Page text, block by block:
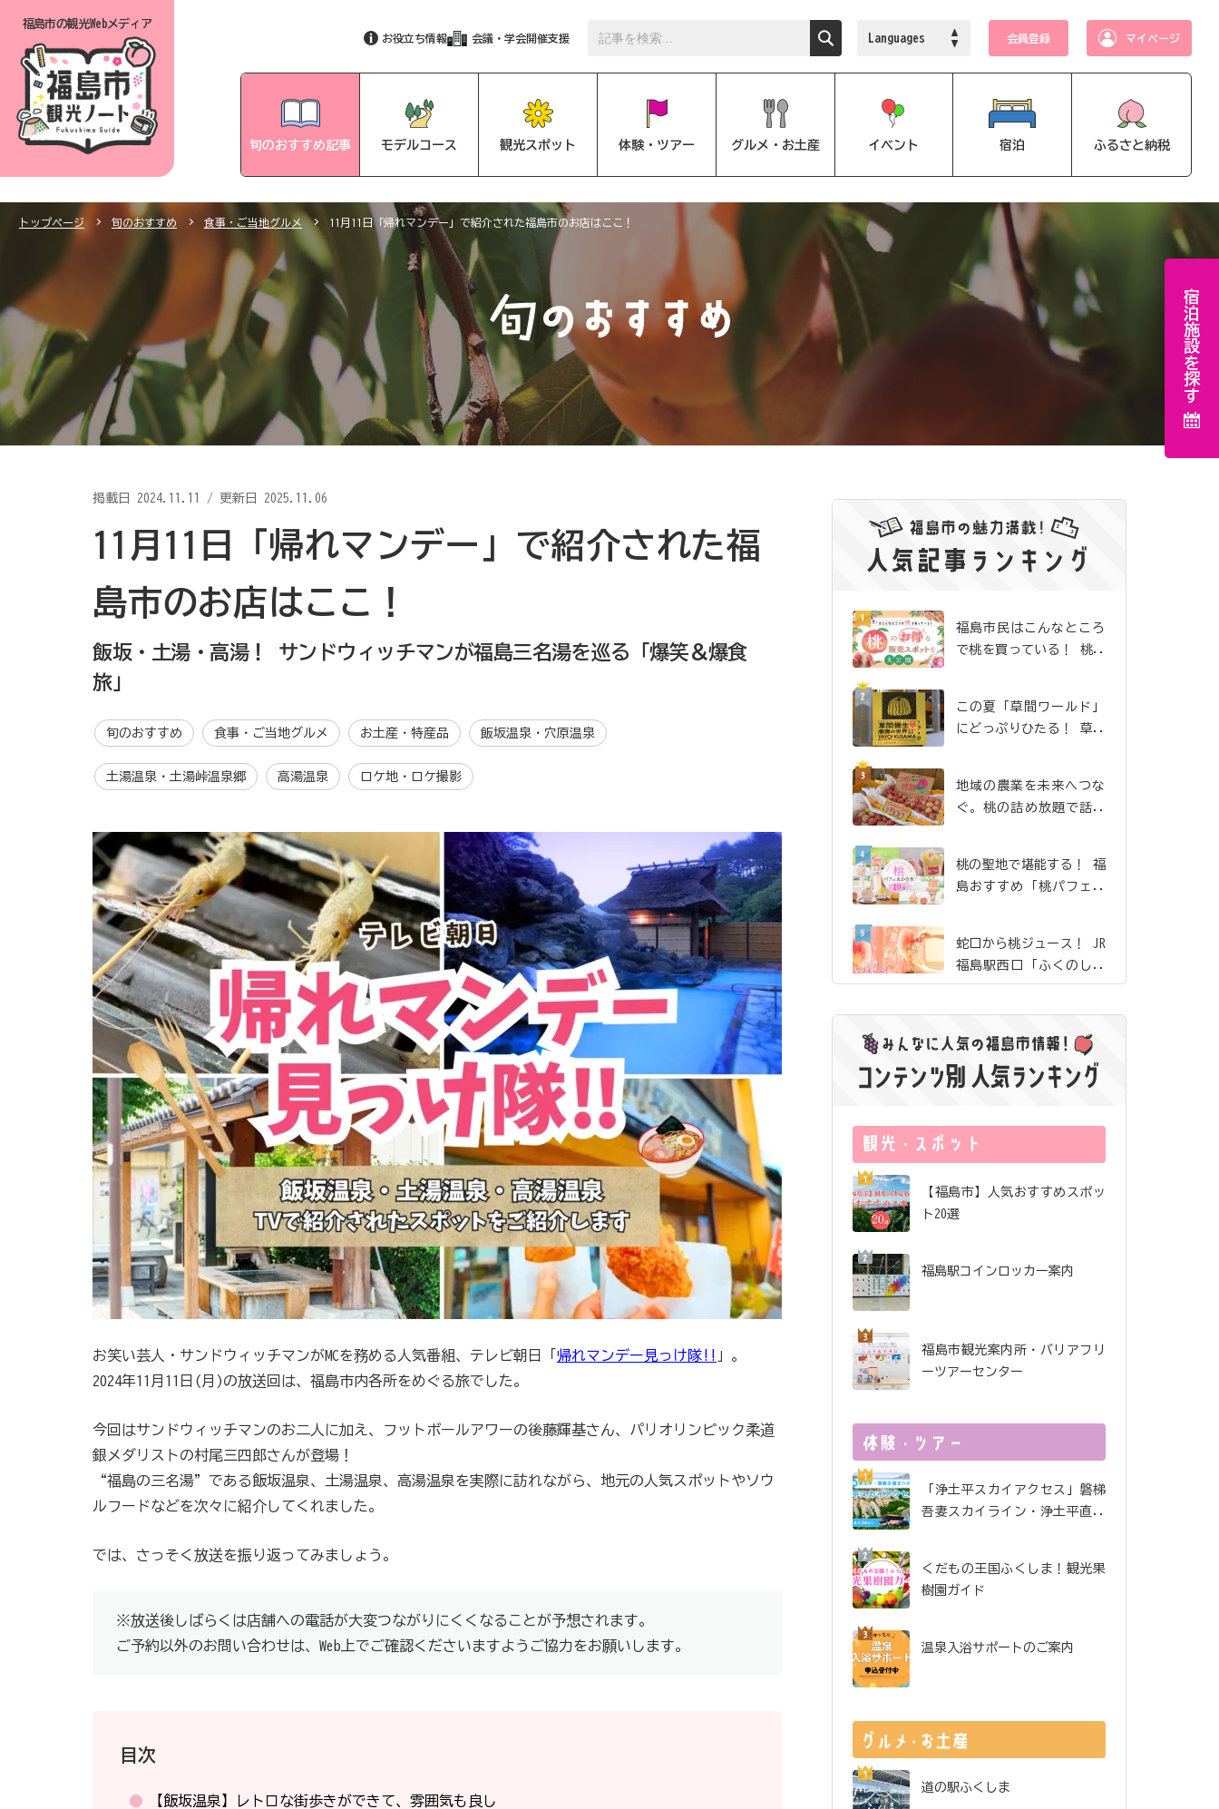
福島市の観光Webメディア
お役立ち情報 会議・学会開催支援 Languages 会員登録 マイページ
旬のおすすめ記事 モデルコース 観光スポット 体験・ツアー グルメ・お土産 イベント 宿泊 ふるさと納税
宿泊施設を探す
トップページ 旬のおすすめ 食事・ご当地グルメ 11月11日「帰れマンデー」で紹介された福島市のお店はここ！
掲載日 2024.11.11 / 更新日 2025.11.06
11月11日「帰れマンデー」で紹介された福
島市のお店はここ！
飯坂・土湯・高湯！ サンドウィッチマンが福島三名湯を巡る「爆笑＆爆食
旅」
旬のおすすめ 食事・ご当地グルメ お土産・特産品 飯坂温泉・穴原温泉
土湯温泉・土湯峠温泉郷 高湯温泉 ロケ地・ロケ撮影
お笑い芸人・サンドウィッチマンがMCを務める人気番組、テレビ朝日「 帰れマンデー見っけ隊!! 」。
2024年11月11日(月)の放送回は、福島市内各所をめぐる旅でした。
今回はサンドウィッチマンのお二人に加え、フットボールアワーの後藤輝基さん、パリオリンピック柔道
銀メダリストの村尾三四郎さんが登場！
“福島の三名湯”である飯坂温泉、土湯温泉、高湯温泉を実際に訪れながら、地元の人気スポットやソウ
ルフードなどを次々に紹介してくれました。
では、さっそく放送を振り返ってみましょう。
※放送後しばらくは店舗への電話が大変つながりにくくなることが予想されます。
ご予約以外のお問い合わせは、Web上でご確認くださいますようご協力をお願いします。
目次
【飯坂温泉】レトロな街歩きができて、雰囲気も良し
福島市民はこんなところ
で桃を買っている！ 桃の
この夏「草間ワールド」
にどっぷりひたる！ 草間
中
地域の農業を未来へつな
ぐ。桃の詰め放題で話題
桃の聖地で堪能する！ 福
島おすすめ「桃パフェ＆
蛇口から桃ジュース！ JR
福島駅西口「ふくのしま
珈琲」で、産地ならでは
って楽しむ。5周年を迎え
た「ふくしまピーチホリ
デイ」の歩み
巡り！ 映画『免許返
納!?』の舞台を訪ねる福
島ドライブ
デイ2026】
【福島市】人気おすすめスポッ
ト20選
福島駅コインロッカー案内
福島市観光案内所・バリアフリ
ーツアーセンター
「浄土平スカイアクセス」磐梯
吾妻スカイライン・浄土平直行
くだもの王国ふくしま！観光果
樹園ガイド
温泉入浴サポートのご案内
道の駅ふくしま